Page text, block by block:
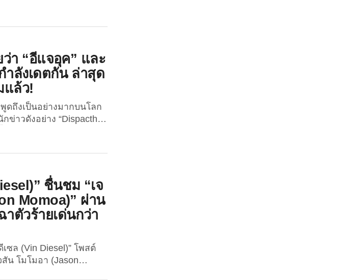
ามสงสัยให้กับบรรดาชาว
าอะไรที่ปล่อยภาพนี้ออกมา
มกำลังออนแอร์และเรต
งสัยในความสัมพันธ์ของ
ธ์เชิงโรแมนติกกันหรือไม่
นักแสดงที่เข้าวงการ
มาในปี 2022 เธอจะตก
งเจ้าตัวได้ขับรถชนเข้า
ทบต่อการจราจรและร้าน
ารดำเนินคดีตามกฎหมาย
า “อีแจอุค” และ
ำลังเดตกัน ล่าสุด
แล้ว!
ดถึงเป็นอย่างมากบนโลก
าวดังอย่าง “Dispacth”
านมา ชาวเน็ตหลายคน
นของหนุ่ม “อีแจอุค” และ
งปรากฏตัวในงานแฟชั่น
มิลาน อย่างไรก็ตาม
ชื่อดังอย่าง “Dispatch”
งสองกำลังคบหาดูใจกัน
ชื่นชม “เจ
Momoa)” ผ่าน
ตัวร้ายเด่นกว่า
ซล (Vin Diesel)” โพสต์
น โมโมอา (Jason